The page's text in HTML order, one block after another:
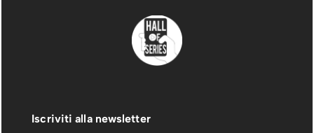
Iscriviti alla newsletter